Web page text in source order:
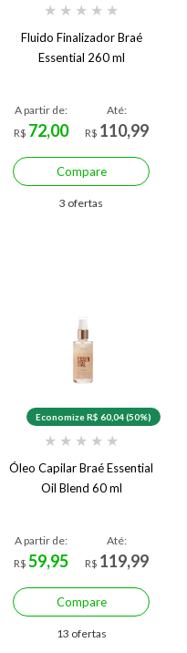
★ ★ ★ ★ ★
Fluido Finalizador Braé
Essential 260 ml
A partir de:
R$ 72,00
Até:
R$ 110,99
Compare
3 ofertas
Economize R$ 60,04 (50%)
★ ★ ★ ★ ★
Óleo Capilar Braé Essential
Oil Blend 60 ml
A partir de:
R$ 59,95
Até:
R$ 119,99
Compare
13 ofertas